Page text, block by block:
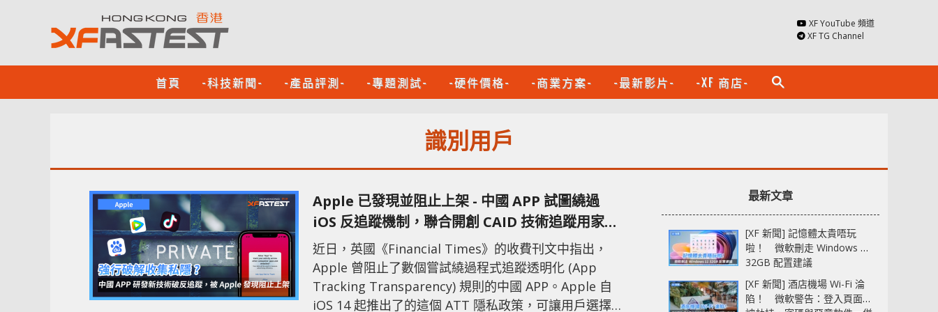
XF YouTube 頻道
XF TG Channel
首頁 -科技新聞- -產品評測- -專題測試- -硬件價格- -商業方案- -最新影片- -XF 商店- search
識別用戶
Apple 已發現並阻止上架 - 中國 APP 試圖繞過
iOS 反追蹤機制，聯合開創 CAID 技術追蹤用家數
據 !!
近日，英國《Financial Times》的收費刊文中指出，
Apple 曾阻止了數個嘗試繞過程式追蹤透明化 (App
Tracking Transparency) 規則的中國 APP。Apple 自
iOS 14 起推出了的這個 ATT 隱私政策，可讓用戶選擇
最新文章
[XF 新聞] 記憶體太貴唔玩
啦！ 微軟刪走 Windows 11
32GB 配置建議
[XF 新聞] 酒店機場 Wi-Fi 淪
陷！ 微軟警告：登入頁面可